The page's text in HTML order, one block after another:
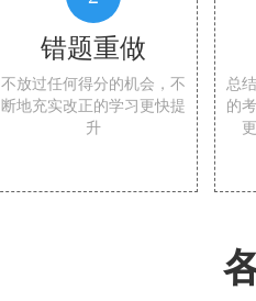
错题重做
不放过任何得分的机会，不
断地充实改正的学习更快提
升
总
的